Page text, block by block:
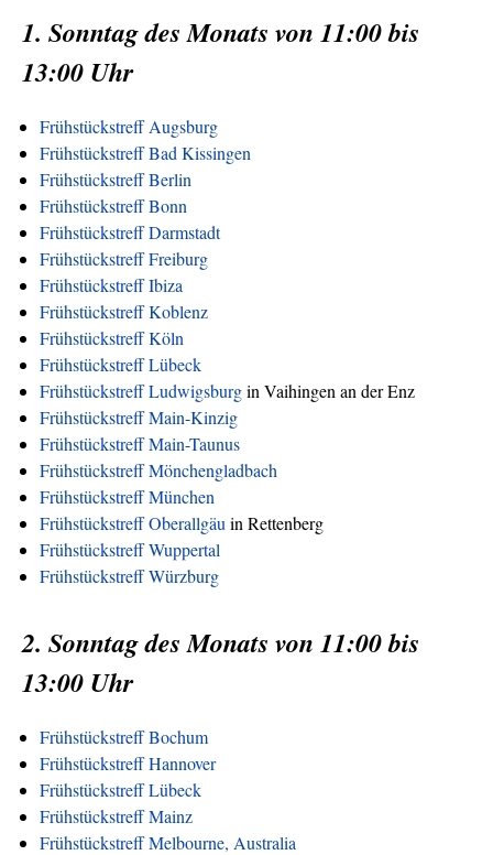
1. Sonntag des Monats von 11:00 bis
13:00 Uhr
Frühstückstreff Augsburg
Frühstückstreff Bad Kissingen
Frühstückstreff Berlin
Frühstückstreff Bonn
Frühstückstreff Darmstadt
Frühstückstreff Freiburg
Frühstückstreff Ibiza
Frühstückstreff Koblenz
Frühstückstreff Köln
Frühstückstreff Lübeck
Frühstückstreff Ludwigsburgin Vaihingen an der Enz
Frühstückstreff Main-Kinzig
Frühstückstreff Main-Taunus
Frühstückstreff Mönchengladbach
Frühstückstreff München
Frühstückstreff Oberallgäu in Rettenberg
Frühstückstreff Wuppertal
Frühstückstreff Würzburg
2. Sonntag des Monats von 11:00 bis
13:00 Uhr
Frühstückstreff Bochum
Frühstückstreff Hannover
Frühstückstreff Lübeck
Frühstückstreff Mainz
Frühstückstreff Melbourne, Australia